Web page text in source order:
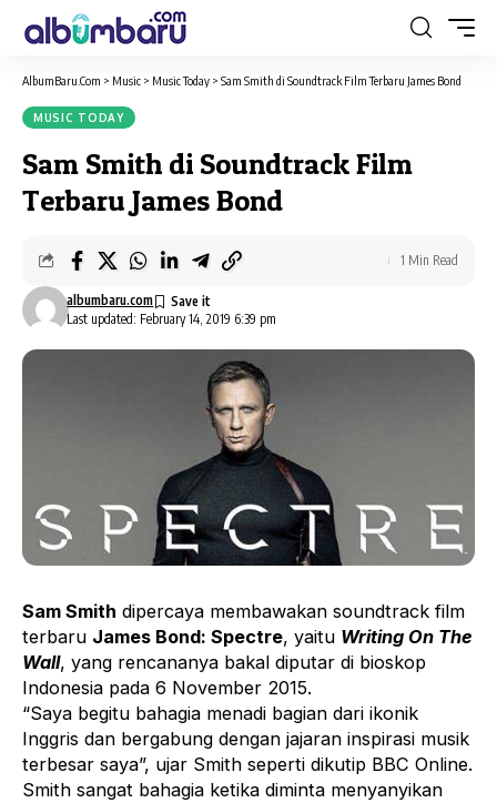
AlbumBaru.Com > Music > Music Today > Sam Smith di Soundtrack Film Terbaru James Bond
MUSIC TODAY
Sam Smith di Soundtrack Film
Terbaru James Bond
Last updated: February 14, 2019 6:39 pm
albumbaru.com
1 Min Read
Sam Smith dipercaya membawakan soundtrack film
terbaru James Bond: Spectre, yaitu Writing On The
Wall, yang rencananya bakal diputar di bioskop
Indonesia pada 6 November 2015.
“Saya begitu bahagia menadi bagian dari ikonik
Inggris dan bergabung dengan jajaran inspirasi musik
terbesar saya”, ujar Smith seperti dikutip BBC Online.
Smith sangat bahagia ketika diminta menyanyikan